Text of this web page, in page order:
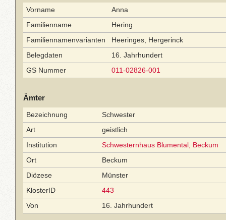
Vorname
Anna
Familienname
Hering
Familiennamenvarianten
Heeringes, Hergerinck
Belegdaten
16. Jahrhundert
GS Nummer
011-02826-001
Ämter
Bezeichnung
Schwester
Art
geistlich
Institution
Schwesternhaus Blumental, Beckum
Ort
Beckum
Diözese
Münster
KlosterID
443
Von
16. Jahrhundert